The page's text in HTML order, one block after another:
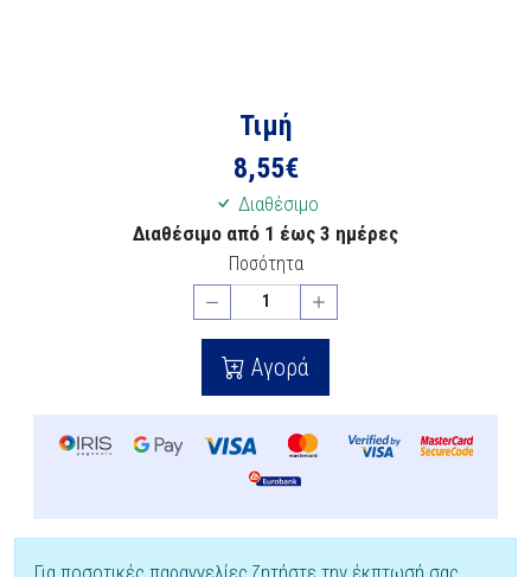
Τιμή
8,55€
Διαθέσιμο
Διαθέσιμο από 1 έως 3 ημέρες
Ποσότητα
Αγορά